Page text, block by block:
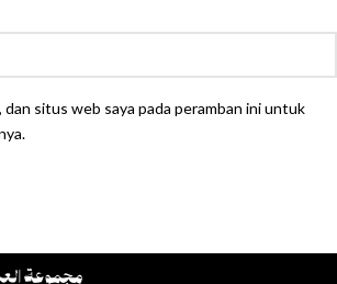
dan situs web saya pada peramban ini untuk